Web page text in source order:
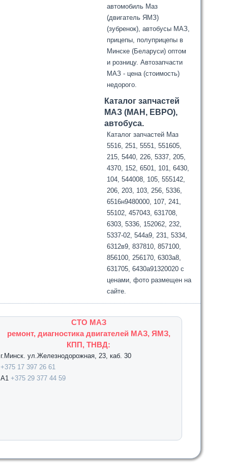
автомобиль Маз
(двигатель ЯМЗ)
(зубренок), автобусы МАЗ,
прицепы, полуприцепы в
Минске (Беларуси) оптом
и розницу. Автозапчасти
МАЗ - цена (стоимость)
недорого.
Каталог запчастей
МАЗ (МАН, ЕВРО),
автобуса.
Каталог запчастей Маз
5516, 251, 5551, 551605,
215, 5440, 226, 5337, 205,
4370, 152, 6501, 101, 6430,
104, 544008, 105, 555142,
206, 203, 103, 256, 5336,
6516н9480000, 107, 241,
55102, 457043, 631708,
6303, 5336, 152062, 232,
5337-02, 544а9, 231, 5334,
6312в9, 837810, 857100,
856100, 256170, 6303а8,
631705, 6430а91320020 с
ценами, фото размещен на
сайте.
СТО МАЗ
ремонт, диагностика двигателей МАЗ, ЯМЗ,
КПП, ТНВД:
г.Минск. ул.Железнодорожная, 23, каб. 30
+375 17 397 26 61
А1+375 29 377 44 59